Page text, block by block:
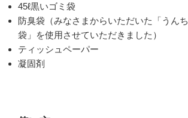
45ℓ黒いゴミ袋
防臭袋（みなさまからいただいた「うん
袋」を使用させていただきました）
ティッシュペーパー
凝固剤